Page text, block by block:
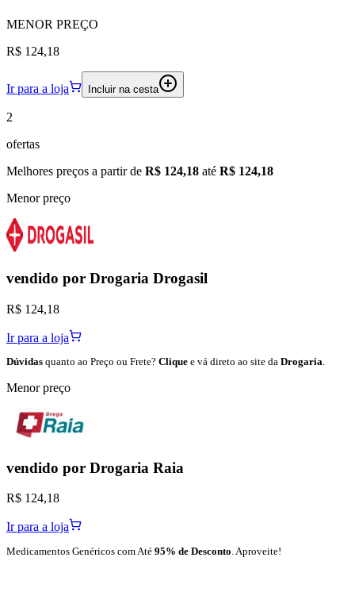
MENOR PREÇO
R$ 124,18
Ir para a loja Incluir na cesta
2
ofertas
Melhores preços a partir de R$ 124,18 até R$ 124,18
Menor preço
vendido por Drogaria Drogasil
R$ 124,18
Ir para a loja
Dúvidas quanto ao Preço ou Frete? Clique e vá direto ao site da Drogaria
Menor preço
vendido por Drogaria Raia
R$ 124,18
Ir para a loja
Medicamentos Genéricos com Até 95% de Desconto . Aproveite!